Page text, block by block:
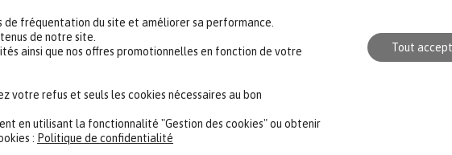
+33 (0)2
de fréquentation du site et améliorer sa performance.
de notre site.
ainsi que nos offres promotionnelles en fonction de votre
votre refus et seuls les cookies nécessaires au bon
en utilisant la fonctionnalité "Gestion des cookies" ou obtenir
: Politique de confidentialité
Tout